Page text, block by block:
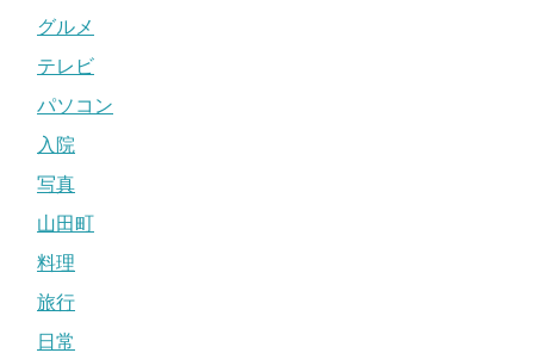
グルメ
テレビ
パソコン
入院
写真
山田町
料理
旅行
日常